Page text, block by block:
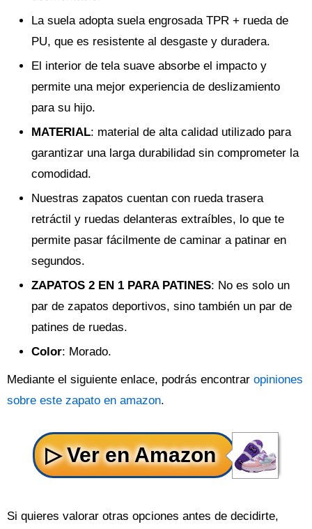
La suela adopta suela engrosada TPR + rueda de
PU, que es resistente al desgaste y duradera.
El interior de tela suave absorbe el impacto y
permite una mejor experiencia de deslizamiento
para su hijo.
MATERIAL: material de alta calidad utilizado para
garantizar una larga durabilidad sin comprometer la
comodidad.
Nuestras zapatos cuentan con rueda trasera
retráctil y ruedas delanteras extraíbles, lo que te
permite pasar fácilmente de caminar a patinar en
segundos.
ZAPATOS 2 EN 1 PARA PATINES: No es solo un
par de zapatos deportivos, sino también un par de
patines de ruedas.
Color: Morado.
Mediante el siguiente enlace, podrás encontrar opiniones
sobre este zapato en amazon.
Si quieres valorar otras opciones antes de decidirte,